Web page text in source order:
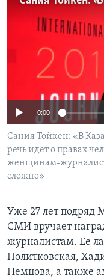
Learning English
СОЦИАЛЬНЫЕ СЕТИ
Языки
No
0:00
Сания Тойкен: «В
речь идет о правах
женщинам-
сложно»
Уже 27 лет
СМИ вручает
журналистам. Ее
Политковская,
Немцова, а также